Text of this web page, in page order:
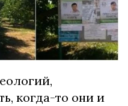
когда-то они и